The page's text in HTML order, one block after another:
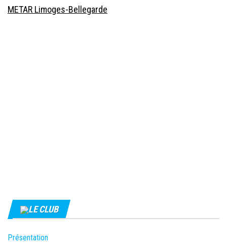
METAR Limoges-Bellegarde
LE CLUB
Présentation